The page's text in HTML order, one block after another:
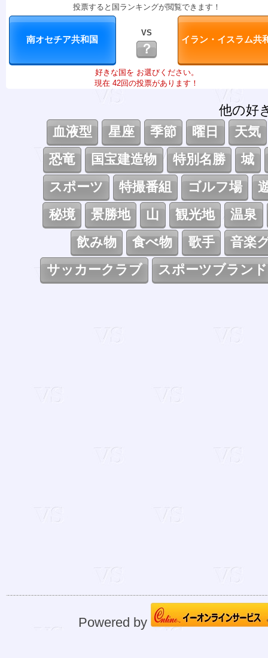
投票すると国ランキングが閲覧できます！
VS
？
好きな国を お選びください。
現在 42回の投票があります！
他の好
血液型
星座 季節 曜日
天気
恐竜
国宝建造物 特別名勝
城
スポーツ
特撮番組 ゴルフ場
秘境
景勝地 山 観光地
温泉
飲み物
食べ物 歌手
音楽
サッカークラブ
スポーツブランド
Powered by